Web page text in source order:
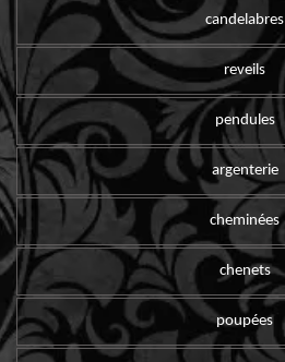
candelabres
reveils
pendules
argenterie
cheminées
chenets
poupées